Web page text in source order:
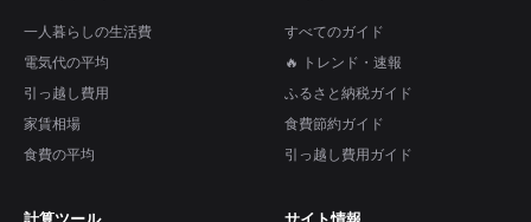
一人暮らしの生活費
電気代の平均
引っ越し費用
家賃相場
食費の平均
すべてのガイド
🔥 トレンド・速報
ふるさと納税ガイド
食費節約ガイド
引っ越し費用ガイド